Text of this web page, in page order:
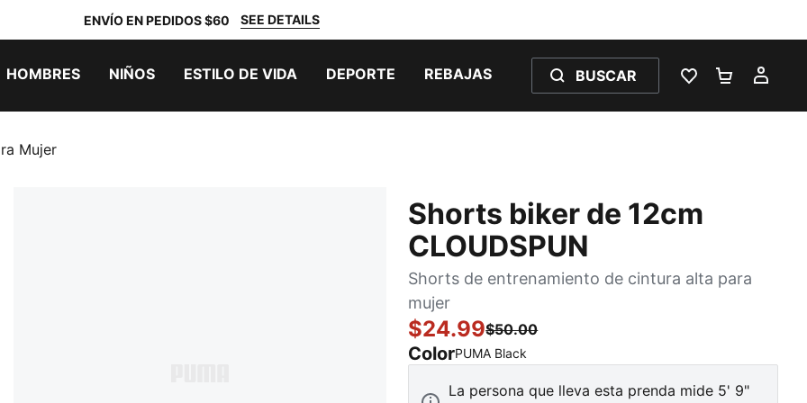
ENVÍO EN PEDIDOS $60 SEE DETAILS
HOMBRES NIÑOS ESTILO DE VIDA DEPORTE REBAJAS BUSCAR
LISTA DE
Mujer
Shorts biker de 12cm
CLOUDSPUN
Shorts de entrenamiento de cintura alta para
mujer
$24.99$50.00
ColorPUMA Black
La persona que lleva esta prenda mide 5' 9"